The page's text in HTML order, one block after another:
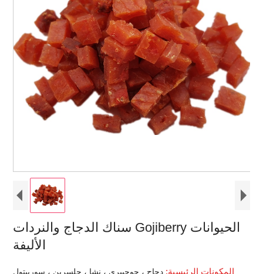
سناك الدجاج والنردات Gojiberry الحيوانات
الأليفة
المكونات الرئيسية: دجاج ، جوجبيري ، نشا ، جلسرين ، سوربيتول